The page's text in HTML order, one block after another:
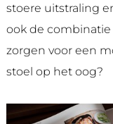
stoere uitstraling
ook de
zorgen voor een
stoel op het oog?